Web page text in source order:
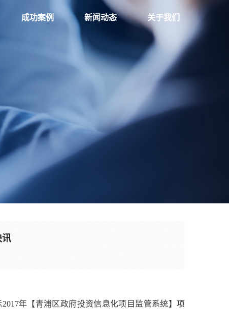
成功案例 新闻动态 关于我们
讯
年【青浦区政府投资信息化项目监管系统】项